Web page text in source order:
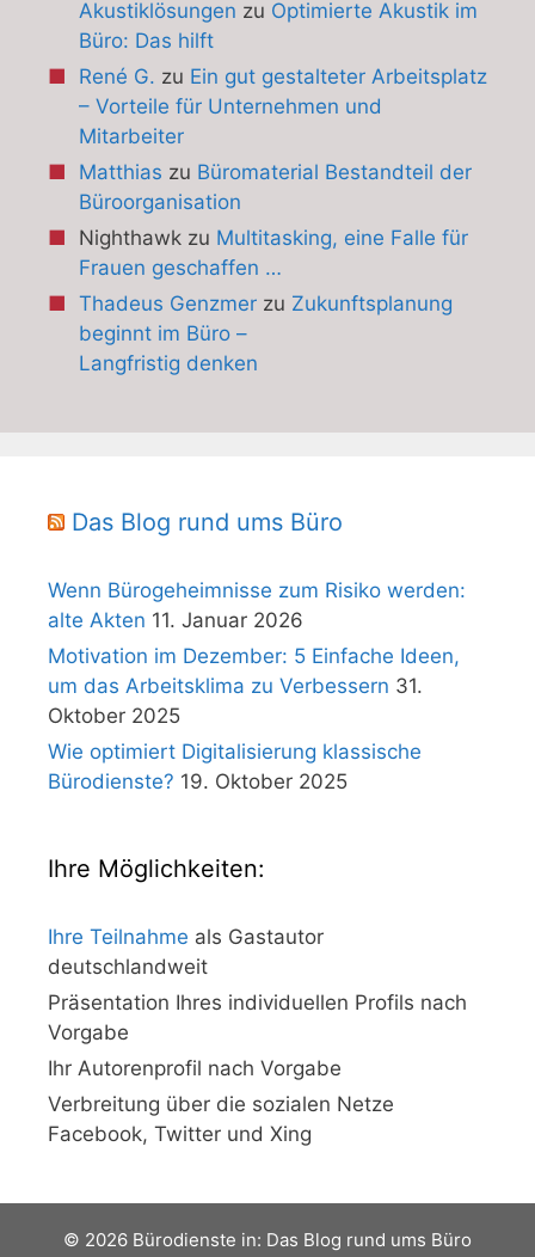
Akustiklösungen zu Optimierte Akustik im
Büro: Das hilft
René G. zu Ein gut gestalteter Arbeitsplatz
– Vorteile für Unternehmen und
Mitarbeiter
Matthias zu Büromaterial Bestandteil der
Büroorganisation
Nighthawkzu Multitasking, eine Falle für
Frauen geschaffen …
Thadeus Genzmerzu Zukunftsplanung
beginnt im Büro –
Langfristig denken
Das Blog rund ums Büro
Wenn Bürogeheimnisse zum Risiko werden:
alte Akten 11. Januar 2026
Motivation im Dezember: 5 Einfache Ideen,
um das Arbeitsklima zu Verbessern 31.
Oktober 2025
Wie optimiert Digitalisierung klassische
Bürodienste? 19. Oktober 2025
Ihre Möglichkeiten:
Ihre Teilnahme als Gastautor
deutschlandweit
Präsentation Ihres individuellen Profils nach
Vorgabe
Ihr Autorenprofil nach Vorgabe
Verbreitung über die sozialen Netze
Facebook, Twitter und Xing
© 2026 Bürodienste in: Das Blog rund ums Büro